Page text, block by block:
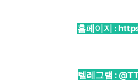
홈페이지 :
텔레그램 :